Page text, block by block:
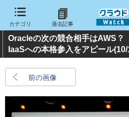
カテゴリ 過去記事
Oracleの次の競合相手はAWS
IaaSへの本格参入をアピール(10/
前の画像